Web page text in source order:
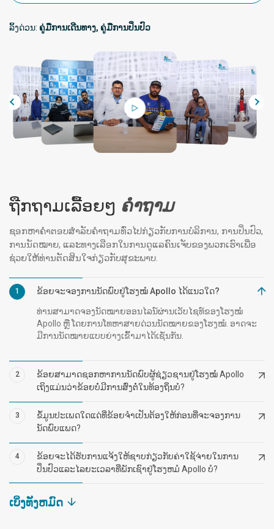
ລິ້ງດ່ວນ: ຄູ່ມືການເດີນທາງ, ຄູ່ມືການປິ່ນປົວ
ຖືກຖາມເລື້ອຍໆ ຄໍາຖາມ
ຊອກຫາຄຳຕອບສຳລັບຄຳຖາມທົ່ວໄປກ່ຽວກັບການບໍລິການ, ການປິ່ນປົວ,
ການນັດໝາຍ, ແລະທາງເລືອກໃນການດູແລຄົນເຈັບຂອງພວກເຮົາເພື່ອ
ຊ່ວຍໃຫ້ທ່ານຕັດສິນໃຈກ່ຽວກັບສຸຂະພາບ.
1 ຂ້ອຍຈະຈອງການນັດພົບຢູ່ໂຮງໝໍ Apollo ໄດ້ແນວໃດ?
ທ່ານສາມາດຈອງນັດໝາຍອອນໄລນ໌ຜ່ານເວັບໄຊທ໌ຂອງໂຮງໝໍ
Apollo ຫຼື ໂດຍການໂທຫາສາຍດ່ວນນັດໝາຍຂອງໂຮງໝໍ. ອາດຈະ
ມີການນັດໝາຍແບບຍ່າງເຂົ້າມາໄດ້ເຊັ່ນກັນ.
2
ຂ້ອຍສາມາດຊອກຫາການນັດພົບຜູ້ຊ່ຽວຊານຢູ່ໂຮງໝໍ Apollo
ເຖິງແມ່ນວ່າຂ້ອຍບໍ່ມີການສົ່ງຕໍ່ໃນທ້ອງຖິ່ນບໍ?
3
ຂໍ້ມູນປະເພດໃດແດ່ທີ່ຂ້ອຍຈໍາເປັນຕ້ອງໃຫ້ກ່ອນທີ່ຈະຈອງການ
ນັດພົບແພດ?
4
ຂ້ອຍຈະໄດ້ຮັບການແຈ້ງໃຫ້ຊາບກ່ຽວກັບຄ່າໃຊ້ຈ່າຍໃນການ
ປິ່ນປົວແລະໄລຍະເວລາທີ່ພັກເຊົາຢູ່ໂຮງຫມໍ Apollo ບໍ?
ເບິ່ງທັງຫມົດ